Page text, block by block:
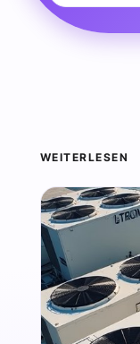
WEITERLESEN